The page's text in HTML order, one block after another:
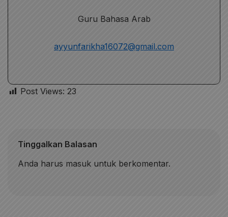
Guru Bahasa Arab
ayyunfarikha16072@gmail.com
IAIN Kudus
Riwayat Mengajar
Post Views: 23
Tinggalkan Balasan
Anda harus masuk untuk berkomentar.